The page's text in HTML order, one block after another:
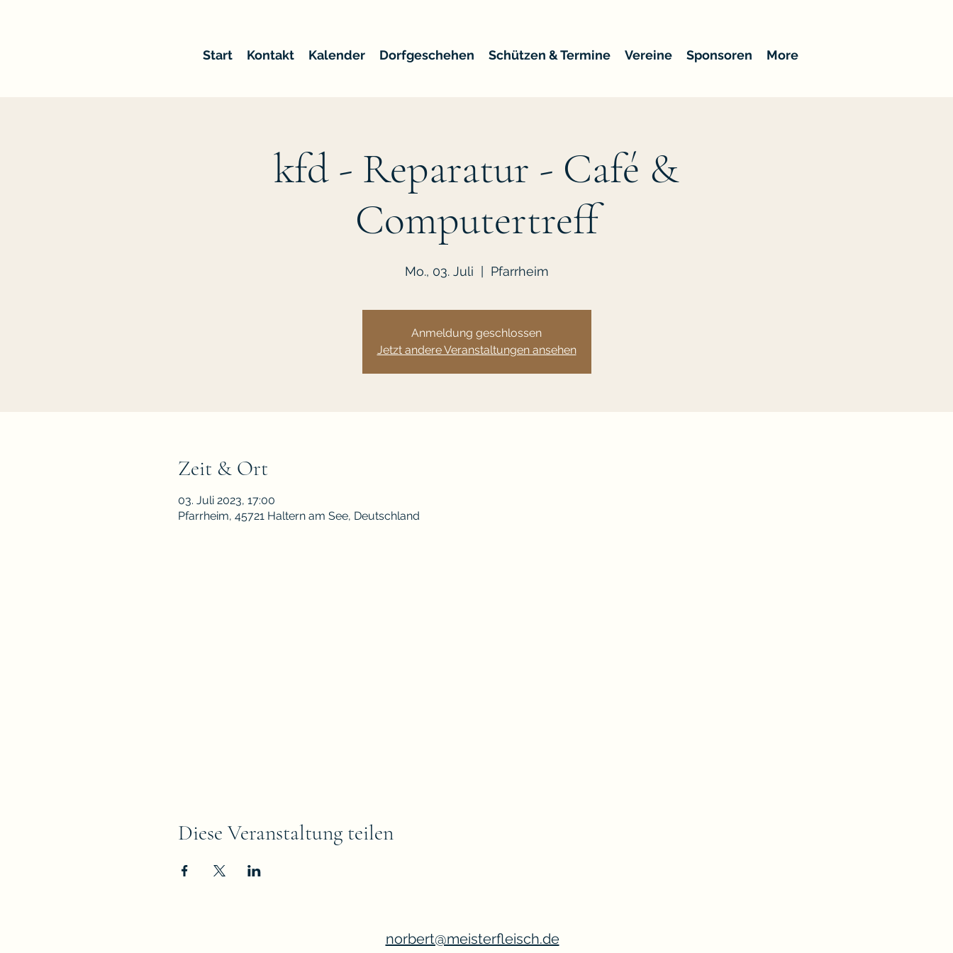
Start Kontakt Kalender Dorfgeschehen Schützen & Termine Vereine Sponsoren More
kfd - Reparatur - Café &
Computertreff
Mo., 03. Juli Pfarrheim
Anmeldung geschlossen
Jetzt andere Veranstaltungen ansehen
Zeit & Ort
03. Juli 2023, 17:00
Pfarrheim, 45721 Haltern am See, Deutschland
Diese Veranstaltung teilen
norbert@meisterfleisch.de